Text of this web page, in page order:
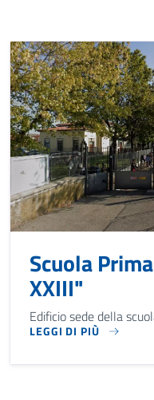
Scuola
XXIII"
Edificio sede della
LEGGI DI PIÙ
EDIFICIO SEDE DELLA